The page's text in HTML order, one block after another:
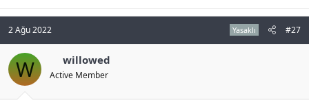
2 Ağu 2022 Yasaklı #27
W willowed
Active Member